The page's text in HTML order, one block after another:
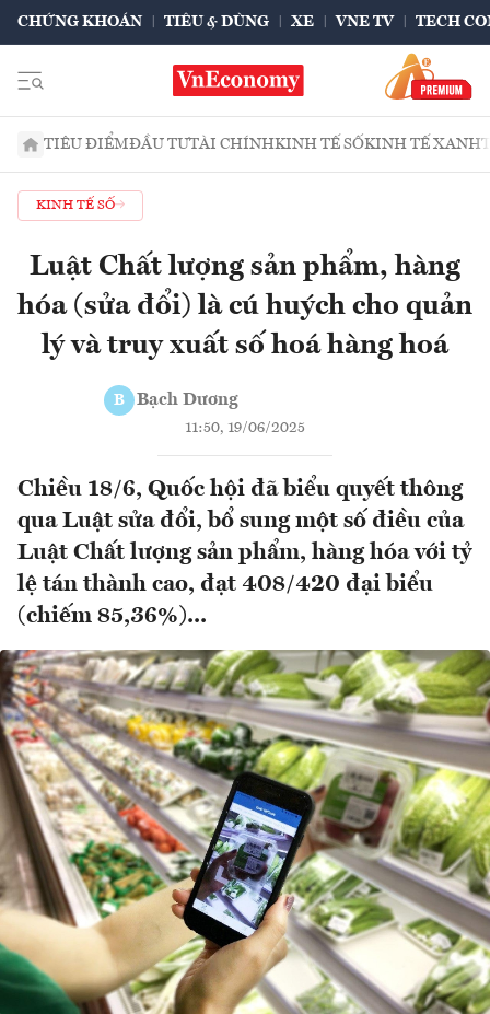
CHỨNG KHOÁN TIÊU & DÙNG XE VNE TV TECH
TIÊU ĐIỂMĐẦU TƯTÀI CHÍNHKINH TẾ SỐKINH TẾ XANH
KINH TẾ SỐ
Luật Chất lượng sản phẩm, hàng
hóa (sửa đổi) là cú huých cho quản
lý và truy xuất số hoá hàng hoá
B Bạch Dương
11:50, 19/06/2025
Chiều 18/6, Quốc hội đã biểu quyết thông
qua Luật sửa đổi, bổ sung một số điều của
Luật Chất lượng sản phẩm, hàng hóa với tỷ
lệ tán thành cao, đạt 408/420 đại biểu
(chiếm 85,36%)...